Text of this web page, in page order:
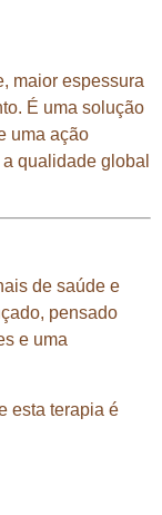
maior espessura
É uma solução
uma ação
qualidade global
de saúde e
pensado
e uma
esta terapia é